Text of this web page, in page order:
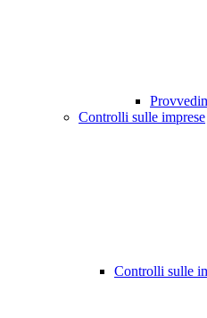
Controlli sulle imprese
Controlli sulle